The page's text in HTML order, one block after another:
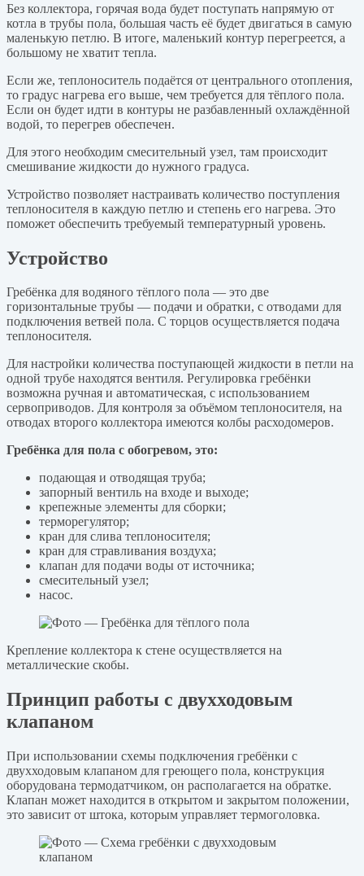
Без коллектора, горячая вода будет поступать напрямую от
котла в трубы пола, большая часть её будет двигаться в самую
маленькую петлю. В итоге, маленький контур перегреется, а
большому не хватит тепла.
Если же, теплоноситель подаётся от центрального отопления,
то градус нагрева его выше, чем требуется для тёплого пола.
Если он будет идти в контуры не разбавленный охлаждённой
водой, то перегрев обеспечен.
Для этого необходим смесительный узел, там происходит
смешивание жидкости до нужного градуса.
Устройство позволяет настраивать количество поступления
теплоносителя в каждую петлю и степень его нагрева. Это
поможет обеспечить требуемый температурный уровень.
Устройство
Гребёнка для водяного тёплого пола — это две
горизонтальные трубы — подачи и обратки, с отводами для
подключения ветвей пола. С торцов осуществляется подача
теплоносителя.
Для настройки количества поступающей жидкости в петли на
одной трубе находятся вентиля. Регулировка гребёнки
возможна ручная и автоматическая, с использованием
сервоприводов. Для контроля за объёмом теплоносителя, на
отводах второго коллектора имеются колбы расходомеров.
Гребёнка для пола с обогревом, это:
подающая и отводящая труба;
запорный вентиль на входе и выходе;
крепежные элементы для сборки;
терморегулятор;
кран для слива теплоносителя;
кран для стравливания воздуха;
клапан для подачи воды от источника;
смесительный узел;
насос.
Крепление коллектора к стене осуществляется на
металлические скобы.
Принцип работы с двухходовым
клапаном
При использовании схемы подключения гребёнки с
двухходовым клапаном для греющего пола, конструкция
оборудована термодатчиком, он располагается на обратке.
Клапан может находится в открытом и закрытом положении,
это зависит от штока, которым управляет термоголовка.